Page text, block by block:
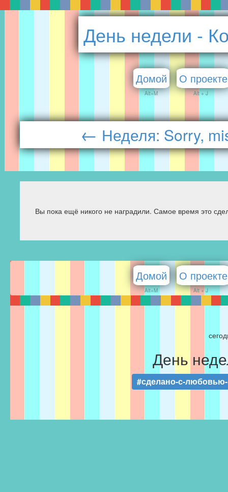
День недели -
Домой
Alt+M
О проекте
Alt + J
← Неделя: Sorry,
Вы пока ещё никого не наградили. Самое время это
Домой
Alt+M
О проекте
Alt + J
День
#сделано-с-